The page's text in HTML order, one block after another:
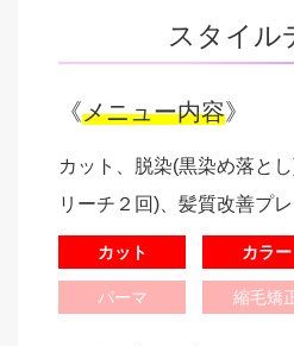
スタイル
《メニュー内容》
カット、脱染(黒染め落と
リーチ２回)、髪質改善プ
カット カラー
パーマ 縮毛矯